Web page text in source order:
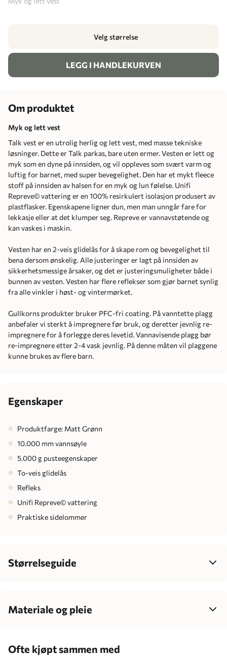
Velg størrelse
LEGG I HANDLEKURVEN
Om produktet
Myk og lett vest
Talk vest er en utrolig herlig og lett vest, med masse tekniske
løsninger. Dette er Talk parkas, bare uten ermer. Vesten er lett og
myk som en dyne på innsiden, og vil oppleves som svært varm og
luftig for barnet, med super bevegelighet. Den har et mykt fleece
stoff på innsiden av halsen for en myk og lun følelse. Unifi
Repreve© vattering er en 100% resirkulert isolasjon produsert av
plastflasker. Egenskapene ligner dun, men man unngår fare for
lekkasje eller at det klumper seg. Repreve er vannavstøtende og
kan vaskes i maskin.
Vesten har en 2-veis glidelås for å skape rom og bevegelighet til
bena dersom ønskelig. Alle justeringer er lagt på innsiden av
sikkerhetsmessige årsaker, og det er justeringsmuligheter både i
bunnen av vesten. Vesten har flere reflekser som gjør barnet synlig
fra alle vinkler i høst- og vintermørket.
Gullkorns produkter bruker PFC-fri coating. På vanntette plagg
anbefaler vi sterkt å impregnere før bruk, og deretter jevnlig re-
impregnere for å forlegge deres levetid. Vannavisende plagg bør
re-impregnere etter 2-4 vask jevnlig. På denne måten vil plaggene
kunne brukes av flere barn.
Egenskaper
Produktfarge: Matt Grønn
10.000 mm vannsøyle
5.000 g pusteegenskaper
To-veis glidelås
Refleks
Unifi Repreve© vattering
Praktiske sidelommer
Størrelseguide
barnets individuelle vekst.
1-2 måneder 56 cm
Materiale og pleie
5.000 g pusteegenskaper
Ofte kjøpt sammen med